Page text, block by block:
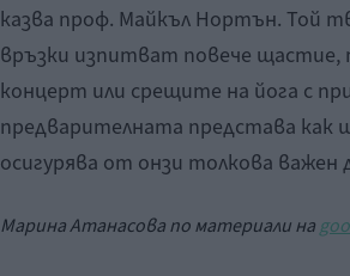
казва проф. Майкъл Нортън. Той
връзки изпитват повече щастие,
концерт или срещите на йога с
предварителната представа как
осигурява от онзи толкова важен
Марина Атанасова по материали на